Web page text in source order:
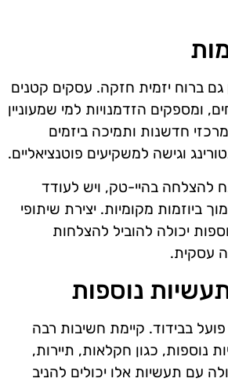
גם ברוח יזמית חזקה. עסקים קטנים
ומספקים הזדמנויות למי שמעוניין
חדשנות ותמיכה ביזמים
וגישה למשקיעים פוטנציאליים.
להצלחה בהיי-טק, ויש לעודד
ביוזמות מקומיות. יצירת שיתופי
יכולה להוביל להצלחות
עסקית.
נוספות
פועל בבידוד. קיימת חשיבות רבה
נוספות, כגון חקלאות, תיירות,
עם תעשיות אלו יכולים להניב